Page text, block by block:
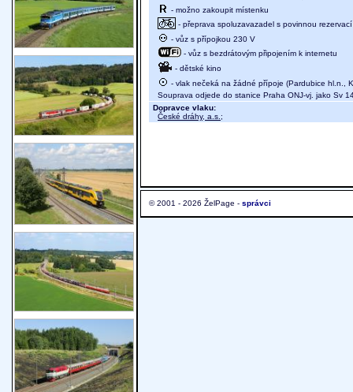
- možno zakoupit místenku
- přeprava spoluzavazadel s povinnou
- vůz s přípojkou 230 V
- vůz s bezdrátovým připojením k internetu
- dětské kino
- vlak nečeká na žádné přípoje (Pardubice hl.n.,
Souprava odjede do stanice Praha ONJ-vj. jako Sv
Dopravce vlaku:
České dráhy, a.s. ;
© 2001 - 2026 ŽelPage - správci